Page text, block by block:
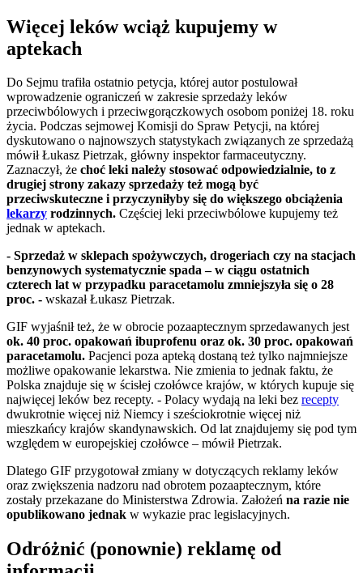
Więcej leków wciąż kupujemy w
aptekach
Do Sejmu trafiła ostatnio petycja, której autor postulował
wprowadzenie ograniczeń w zakresie sprzedaży leków
przeciwbólowych i przeciwgorączkowych osobom poniżej 18. roku
życia. Podczas sejmowej Komisji do Spraw Petycji, na której
dyskutowano o najnowszych statystykach związanych ze sprzedażą
mówił Łukasz Pietrzak, główny inspektor farmaceutyczny.
Zaznaczył, że choć leki należy stosować odpowiedzialnie, to z
drugiej strony zakazy sprzedaży też mogą być
przeciwskuteczne i przyczyniłyby się do większego obciążenia
lekarzy rodzinnych. Częściej leki przeciwbólowe kupujemy też
jednak w aptekach.
- Sprzedaż w sklepach spożywczych, drogeriach czy na stacjach
benzynowych systematycznie spada – w ciągu ostatnich
czterech lat w przypadku paracetamolu zmniejszyła się o 28
proc. - wskazał Łukasz Pietrzak.
GIF wyjaśnił też, że w obrocie pozaaptecznym sprzedawanych jest
ok. 40 proc. opakowań ibuprofenu oraz ok. 30 proc. opakowań
paracetamolu. Pacjenci poza apteką dostaną też tylko najmniejsze
możliwe opakowanie lekarstwa. Nie zmienia to jednak faktu, że
Polska znajduje się w ścisłej czołówce krajów, w których kupuje się
najwięcej leków bez recepty. - Polacy wydają na leki bez recepty
dwukrotnie więcej niż Niemcy i sześciokrotnie więcej niż
mieszkańcy krajów skandynawskich. Od lat znajdujemy się pod tym
względem w europejskiej czołówce – mówił Pietrzak.
Dlatego GIF przygotował zmiany w dotyczących reklamy leków
oraz zwiększenia nadzoru nad obrotem pozaaptecznym, które
zostały przekazane do Ministerstwa Zdrowia. Założeń na razie nie
opublikowano jednak w wykazie prac legislacyjnych.
Odróżnić (ponownie) reklamę od